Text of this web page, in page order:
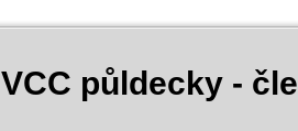
VCC půldecky -